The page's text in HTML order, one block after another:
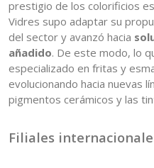
prestigio de los colorificios
Vidres supo adaptar su
del sector y avanzó hacia
añadido. De este modo, lo
especializado en fritas y
evolucionando hacia nuevas
pigmentos cerámicos y las
Filiales